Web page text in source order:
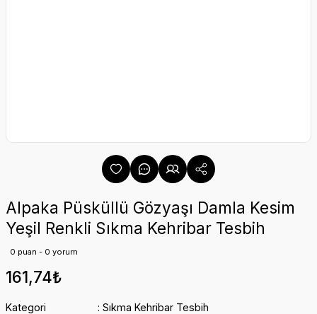
Alpaka Püsküllü Gözyaşı Damla Kesim
Yeşil Renkli Sıkma Kehribar Tesbih
0 puan - 0 yorum
161,74₺
Kategori
Sıkma Kehribar Tesbih